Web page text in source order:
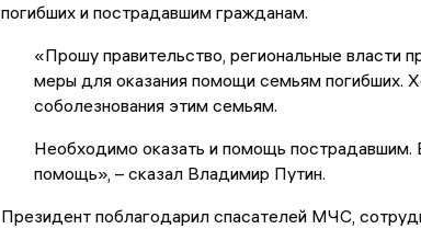
погибших и пострадавшим гражданам.
«Прошу правительство, региональные власти
меры для оказания помощи семьям погибших.
соболезнования этим семьям.
Необходимо оказать и помощь
помощь», – сказал Владимир Путин.
Президент поблагодарил спасателей МЧС,